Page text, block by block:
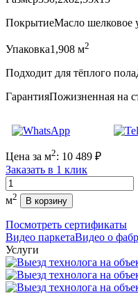
ПокрытиеМасло шелковое
Упаковка1,908 м2
Подходит для тёплого пола
ГарантияПожизненная на
Цена за м2: 10 489 ₽
Заказать в 1 клик
Количество
м2 В корзину
Посмотреть сертификаты
Видео паркетаВидео о
Услуги